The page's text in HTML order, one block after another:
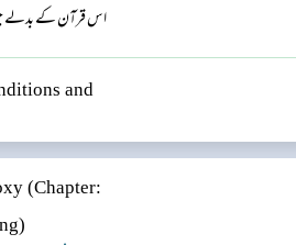
اس قرآن کے بدلے جو
and
(Chapter: